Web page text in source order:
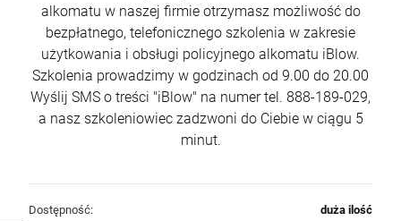
alkomatu w naszej firmie otrzymasz możliwość do
bezpłatnego, telefonicznego szkolenia w zakresie
użytkowania i obsługi policyjnego alkomatu iBlow.
Szkolenia prowadzimy w godzinach od 9.00 do 20.00
Wyślij SMS o treści "iBlow" na numer tel. 888-189-029,
a nasz szkoleniowiec zadzwoni do Ciebie w ciągu 5
minut.
Dostępność:
duża ilość